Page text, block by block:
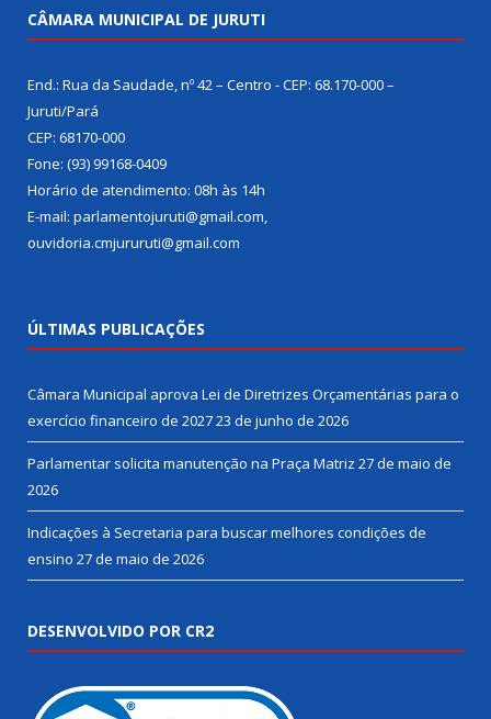
CÂMARA MUNICIPAL DE JURUTI
End.: Rua da Saudade, nº 42 – Centro - CEP: 68.170-000 –
Juruti/Pará
CEP: 68170-000
Fone: (93) 99168-0409
Horário de atendimento: 08h às 14h
E-mail: parlamentojuruti@gmail.com,
ouvidoria.cmjururuti@gmail.com
ÚLTIMAS PUBLICAÇÕES
Câmara Municipal aprova Lei de Diretrizes Orçamentárias para o
exercício financeiro de 202723 de junho de 2026
Parlamentar solicita manutenção na Praça Matriz 27 de maio de
2026
Indicações à Secretaria para buscar melhores condições de
ensino 27 de maio de 2026
DESENVOLVIDO POR CR2